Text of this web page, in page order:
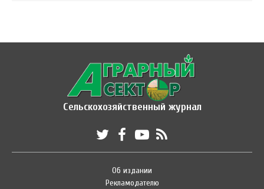
Сельскохозяйственный журнал
Об издании
Рекламодателю